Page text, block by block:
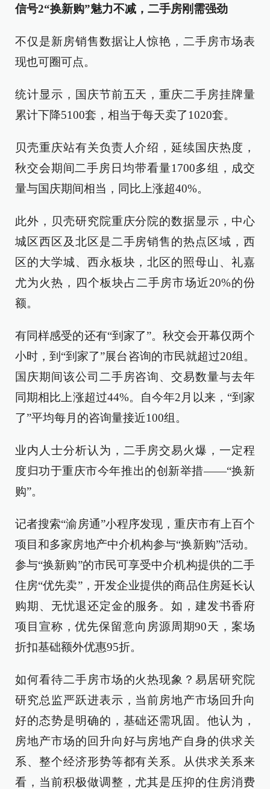
信号2“换新购”魅力不减，二手房刚需强劲
不仅是新房销售数据让人惊艳，二手房市场表
现也可圈可点。
统计显示，国庆节前五天，重庆二手房挂牌量
累计下降5100套，相当于每天卖了1020套。
贝壳重庆站有关负责人介绍，延续国庆热度，
秋交会期间二手房日均带看量1700多组，成交
量与国庆期间相当，同比上涨超40%。
此外，贝壳研究院重庆分院的数据显示，中心
城区西区及北区是二手房销售的热点区域，西
区的大学城、西永板块，北区的照母山、礼嘉
尤为火热，四个板块占二手房市场近20%的份
额。
有同样感受的还有“到家了”。秋交会开幕仅两个
小时，到“到家了”展台咨询的市民就超过20组。
国庆期间该公司二手房咨询、交易数量与去年
同期相比上涨超过44%。自今年2月以来，“到家
了”平均每月的咨询量接近100组。
业内人士分析认为，二手房交易火爆，一定程
度归功于重庆市今年推出的创新举措——“换新
购”。
记者搜索“渝房通”小程序发现，重庆市有上百个
项目和多家房地产中介机构参与“换新购”活动。
参与“换新购”的市民可享受中介机构提供的二手
住房“优先卖”，开发企业提供的商品住房延长认
购期、无忧退还定金的服务。如，建发书香府
项目宣称，优先保留意向房源周期90天，案场
折扣基础额外优惠95折。
如何看待二手房市场的火热现象？易居研究院
研究总监严跃进表示，当前房地产市场回升向
好的态势是明确的，基础还需巩固。他认为，
房地产市场的回升向好与房地产自身的供求关
系、整个经济形势等都有关系。从供求关系来
看，当前积极做调整，尤其是压抑的住房消费